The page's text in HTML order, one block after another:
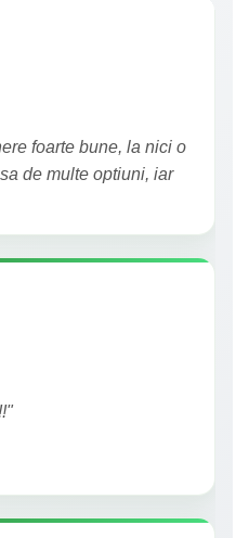
foarte bune, la nici o
de multe optiuni, iar